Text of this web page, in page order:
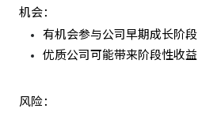
机会：
有机会参与公司早期成长阶段
优质公司可能带来阶段性收益
风险：